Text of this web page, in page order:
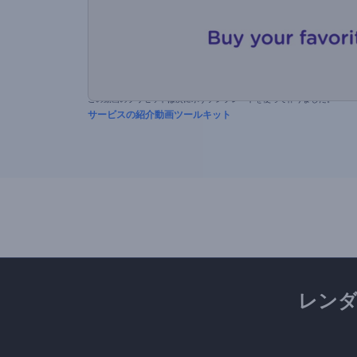
この動画のプリセットは次に示すテンプレートを使って作りました。
サービスの紹介動画ツールキット
レン